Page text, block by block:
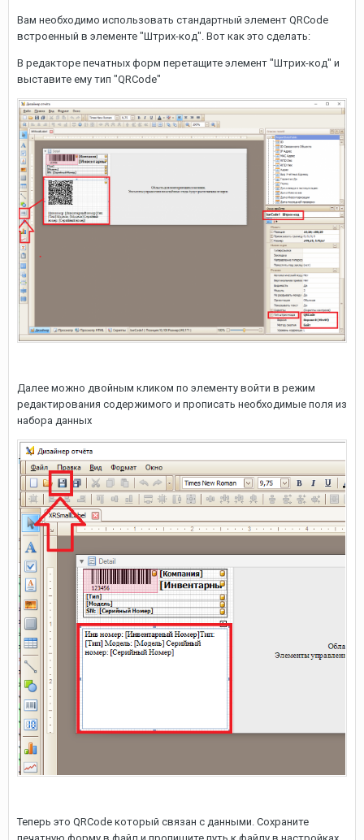
Вам необходимо использовать стандартный элемент QRCode
встроенный в элементе "Штрих-код". Вот как это сделать:
В редакторе печатных форм перетащите элемент "Штрих-код" и
выставите ему тип "QRCode"
Далее можно двойным кликом по элементу войти в режим
редактирования содержимого и прописать необходимые поля из
набора данных
Теперь это QRCode который связан с данными. Сохраните